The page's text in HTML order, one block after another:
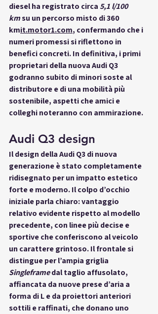
diesel ha registrato circa 5,1 l/100
km su un percorso misto di 360
kmit.motor1.com, confermando che i
numeri promessi si riflettono in
benefici concreti. In definitiva, i primi
proprietari della nuova Audi Q3
godranno subito di minori soste al
distributore e di una mobilità più
sostenibile, aspetti che amici e
colleghi noteranno con ammirazione.
Audi Q3 design
Il design della Audi Q3 di nuova
generazione è stato completamente
ridisegnato per un impatto estetico
forte e moderno. Il colpo d’occhio
iniziale parla chiaro: vantaggio
relativo evidente rispetto al modello
precedente, con linee più decise e
sportive che conferiscono al veicolo
un carattere grintoso. Il frontale si
distingue per l’ampia griglia
Singleframe dal taglio affusolato,
affiancata da nuove prese d’aria a
forma di L e da proiettori anteriori
sottili e raffinati, che donano uno